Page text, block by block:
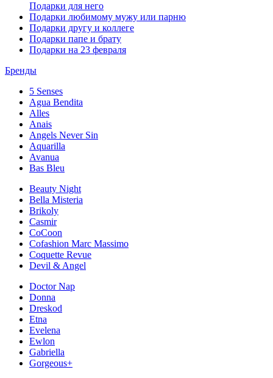
Подарки для него
Подарки любимому мужу или парню
Подарки другу и коллеге
Подарки папе и брату
Подарки на 23 февраля
Бренды
5 Senses
Agua Bendita
Alles
Anais
Angels Never Sin
Aquarilla
Avanua
Bas Bleu
Beauty Night
Bella Misteria
Brikoly
Casmir
CoCoon
Cofashion Marc Massimo
Coquette Revue
Devil & Angel
Doctor Nap
Donna
Dreskod
Etna
Evelena
Ewlon
Gabriella
Gorgeous+